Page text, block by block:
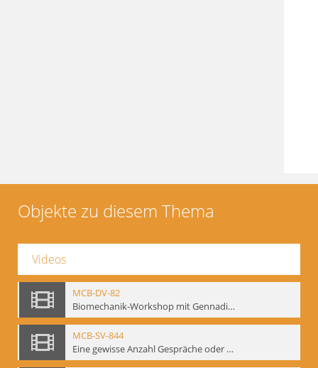
Objekte zu diesem Thema
Videos
MCB-DV-82
Biomechanik-Workshop mit Gennadij Bogdanow, Berlin, 1997
MCB-SV-844
Eine gewisse Anzahl Gespräche oder das völlig unbearbeitete Stundenbuch, Berlin 1995.